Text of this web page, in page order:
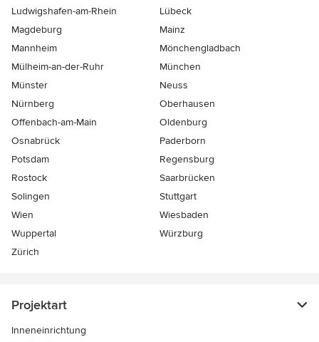
Ludwigshafen-am-Rhein
Lübeck
Magdeburg
Mainz
Mannheim
Mönchen­gladbach
Mülheim-an-der-Ruhr
München
Münster
Neuss
Nürnberg
Oberhausen
Offenbach-am-Main
Oldenburg
Osnabrück
Paderborn
Potsdam
Regensburg
Rostock
Saarbrücken
Solingen
Stuttgart
Wien
Wiesbaden
Wuppertal
Würzburg
Zürich
Projektart
Inneneinrichtung